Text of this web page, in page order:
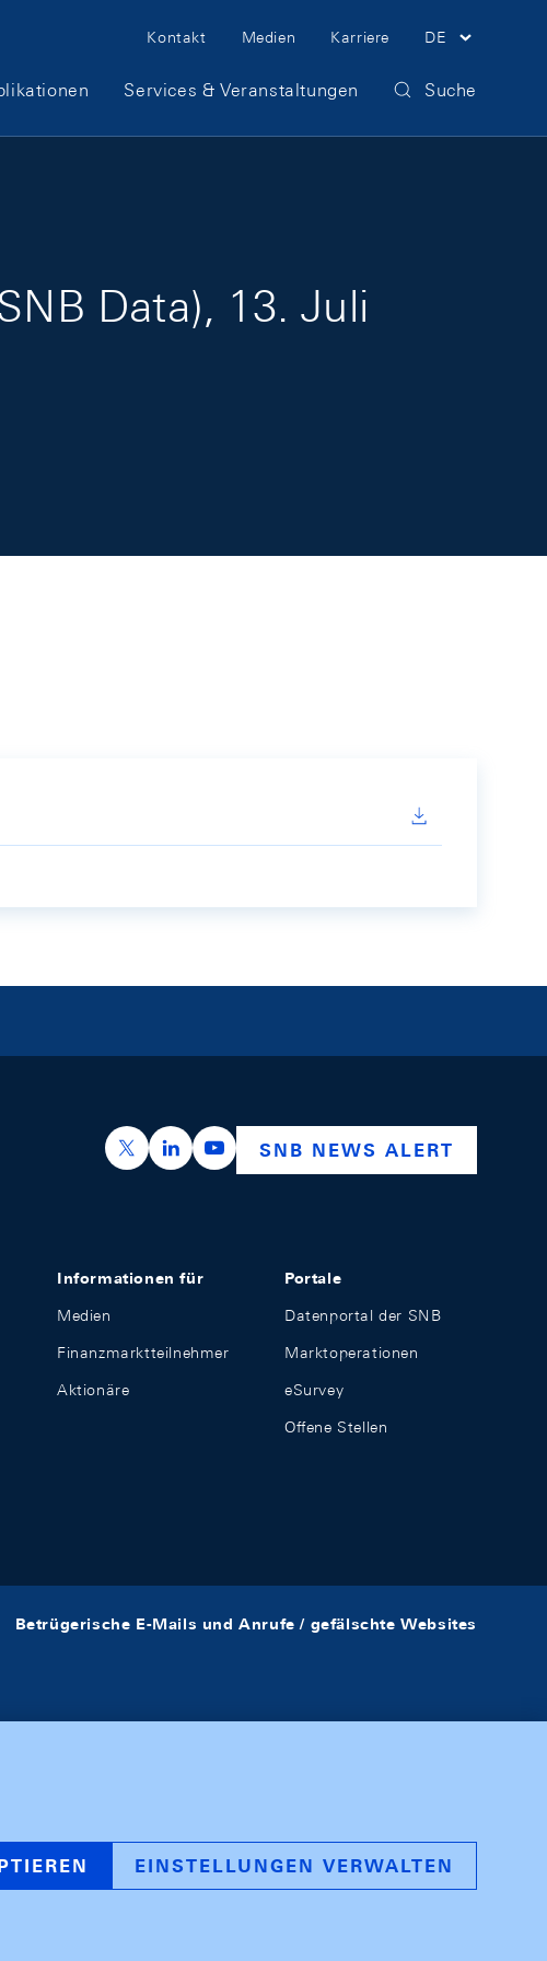
Meta Navigation
Kontakt Medien Karriere DE
Services & Veranstaltungen Suche
Data), 13. Juli
https://x.com/snb_bns
https://ch.linkedin.com/company/swiss-
https://www.youtube.com/
SNB NEWS ALERT
Informationen für
Medien
Finanzmarktteilnehmer
Aktionäre
Portale
Datenportal der SNB
Marktoperationen
eSurvey
Offene Stellen
Betrügerische E-Mails und Anrufe / gefälschte Websites
EINSTELLUNGEN VERWALTEN